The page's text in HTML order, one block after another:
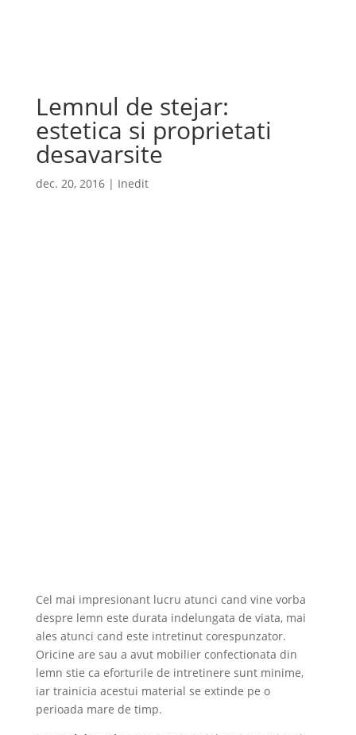
Lemnul de stejar:
estetica si proprietati
desavarsite
dec. 20, 2016| Inedit
Cel mai impresionant lucru atunci cand vine vorba
despre lemn este durata indelungata de viata, mai
ales atunci cand este intretinut corespunzator.
Oricine are sau a avut mobilier confectionata din
lemn stie ca eforturile de intretinere sunt minime,
iar trainicia acestui material se extinde pe o
perioada mare de timp.